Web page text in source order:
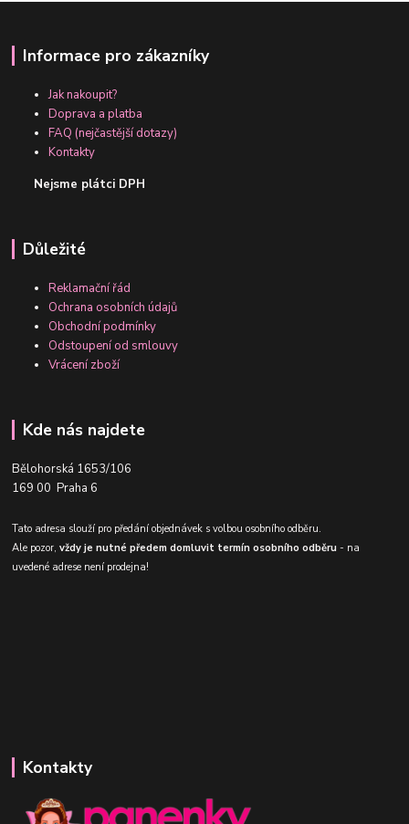
Informace pro zákazníky
Jak nakoupit?
Doprava a platba
FAQ (nejčastější dotazy)
Kontakty
Nejsme plátci DPH
Důležité
Reklamační řád
Ochrana osobních údajů
Obchodní podmínky
Odstoupení od smlouvy
Vrácení zboží
Kde nás najdete
Bělohorská 1653/106
169 00 Praha 6
Tato adresa slouží pro předání objednávek s volbou osobního odběru.
Ale pozor,vždy je nutné předem domluvit termín osobního odběru - na
uvedené adrese není prodejna!
Kontakty